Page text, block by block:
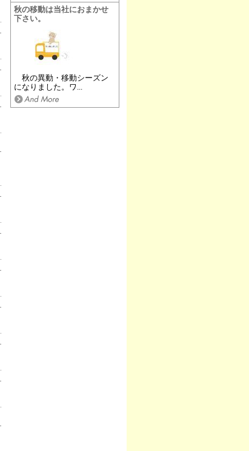
秋の移動は当社におまかせ
下さい。
秋の異動・移動シーズン
になりました。ワ...